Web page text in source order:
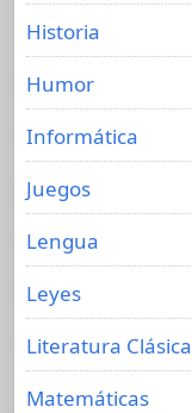
Historia
Humor
Informática
Juegos
Lengua
Leyes
Literatura Clásica
Matemáticas